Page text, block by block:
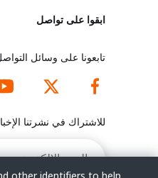
o
n
d
f
o
o
ابقوا على تواصل
تابعونا على وسائل
للاشتراك في نشرتنا
البريد
الإلكتروني